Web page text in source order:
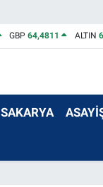
GBP64,4811 ALTIN
SAKARYA